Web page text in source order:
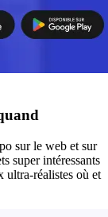
sur le web et sur
super intéressants
ultra-réalistes où et